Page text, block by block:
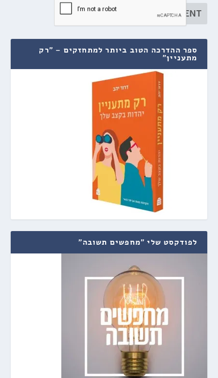
ספר ההדרכה הטוב ביותר למתחזקים – "רק
מתעניין"
לפודקסט שלי "מחפשים תשובה"